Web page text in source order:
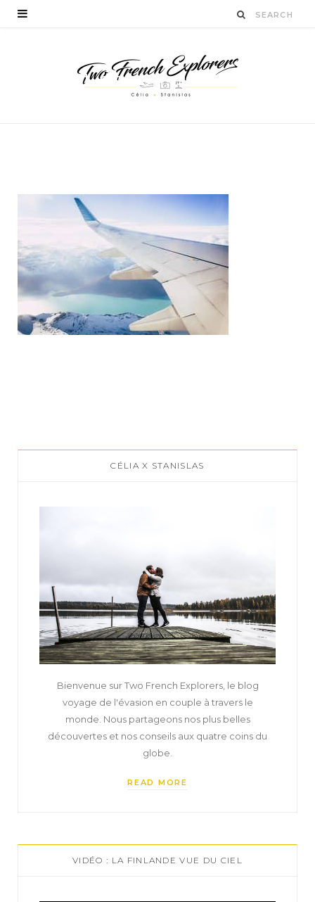
billet-d’avion-au-
meilleur-prix
CÉLIA X STANISLAS
Bienvenue sur Two French Explorers, le blog
voyage de l'évasion en couple à travers le
monde. Nous partageons nos plus belles
découvertes et nos conseils aux quatre coins du
globe.
READ MORE
VIDÉO : LA FINLANDE VUE DU CIEL